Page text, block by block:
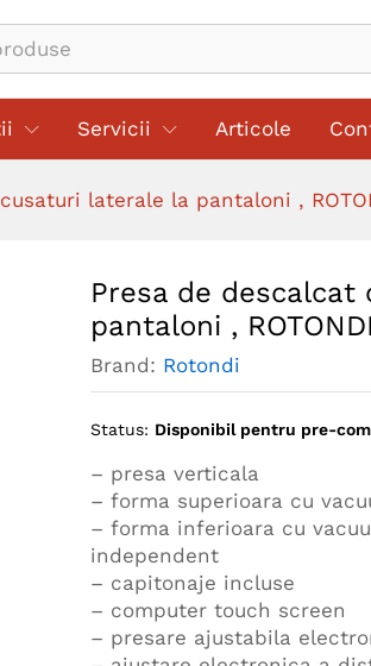
Servicii Articole
laterale la pantaloni ,
Presa de
pantaloni ,
Brand: Rotondi
Status: Disponibil pentru pre-
– presa verticala
– forma superioara cu
– forma inferioara cu
independent
– capitonaje incluse
– computer touch screen
– presare ajustabila
la pantaloni , ROTONDI FR